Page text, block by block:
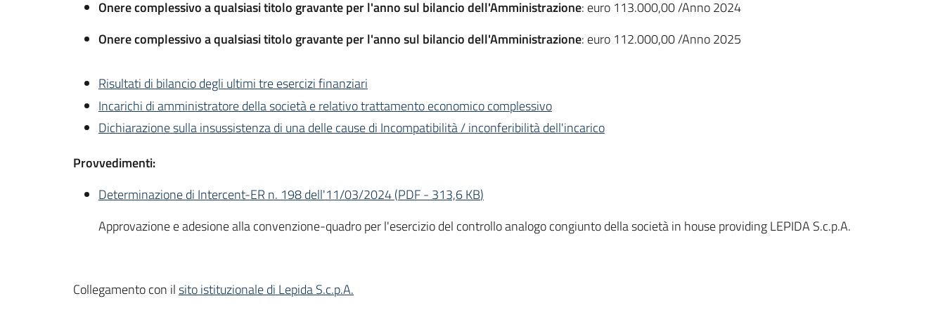
Onere complessivo a qualsiasi titolo gravante per l'anno sul bilancio dell'Amministrazione: euro 113.000,00 /Anno 2024
Onere complessivo a qualsiasi titolo gravante per l'anno sul bilancio dell'Amministrazione: euro 112.000,00 /Anno 2025
Risultati di bilancio degli ultimi tre esercizi finanziari
Incarichi di amministratore della società e relativo trattamento economico complessivo
Dichiarazione sulla insussistenza di una delle cause di Incompatibilità / inconferibilità dell'incarico
Provvedimenti:
Determinazione di Intercent-ER n. 198 dell'11/03/2024(PDF- 313,6 KB)
Approvazione e adesione alla convenzione-quadro per l'esercizio del controllo analogo congiunto della società in house providing LEPIDA S.c.p.A.
Collegamento con ilsito istituzionale di Lepida S.c.p.A.